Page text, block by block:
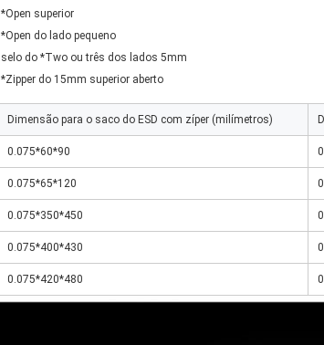
*Open superior
*Open do lado pequeno
selo do *Two ou três dos lados 5mm
*Zipper do 15mm superior aberto
Dimensão para o saco do ESD com zíper (milímetros)
0.075*60*90
0.075*65*120
0.075*350*450
0.075*400*430
0.075*420*480